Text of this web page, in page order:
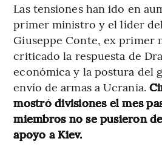
Las tensiones han ido en
primer ministro y el líder
Giuseppe Conte, ex primer
criticado la respuesta de
económica y la postura del
envío de armas a Ucrania.
mostró divisiones el mes
miembros no se pusieron
apoyo a Kiev.